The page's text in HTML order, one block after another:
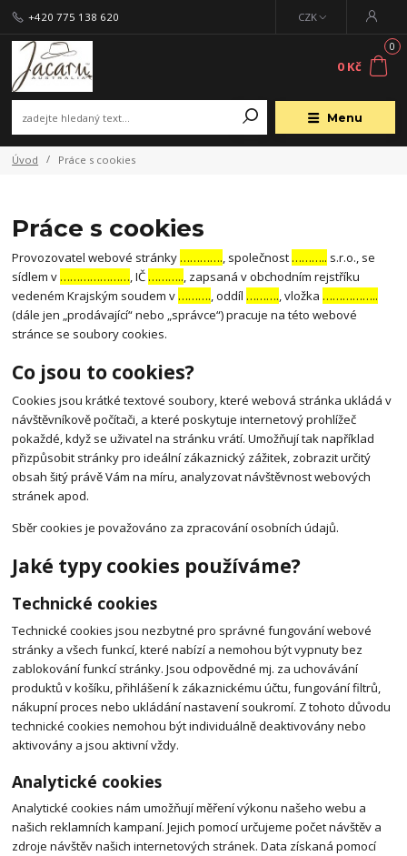
Menu
CZK
+420 775 138 620
0
0 Kč
Úvod Práce s cookies
Práce s cookies
Provozovatel webové stránky …………., společnost ……….. s.r.o., se
sídlem v …………………, IČ ……….., zapsaná v obchodním rejstříku
vedeném Krajským soudem v ………., oddíl ………., vložka ……………..
(dále jen „prodávající“ nebo „správce“) pracuje na této webové
stránce se soubory cookies.
Co jsou to cookies?
Cookies jsou krátké textové soubory, které webová stránka ukládá v
návštěvníkově počítači, a které poskytuje internetový prohlížeč
pokaždé, když se uživatel na stránku vrátí. Umožňují tak například
přizpůsobit stránky pro ideální zákaznický zážitek, zobrazit určitý
obsah šitý právě Vám na míru, analyzovat návštěvnost webových
stránek apod.
Sběr cookies je považováno za zpracování osobních údajů.
Jaké typy cookies používáme?
Technické cookies
Technické cookies jsou nezbytné pro správné fungování webové
stránky a všech funkcí, které nabízí a nemohou být vypnuty bez
zablokování funkcí stránky. Jsou odpovědné mj. za uchovávání
produktů v košíku, přihlášení k zákaznickému účtu, fungování filtrů,
nákupní proces nebo ukládání nastavení soukromí. Z tohoto důvodu
technické cookies nemohou být individuálně deaktivovány nebo
aktivovány a jsou aktivní vždy.
Analytické cookies
Analytické cookies nám umožňují měření výkonu našeho webu a
našich reklamních kampaní. Jejich pomocí určujeme počet návštěv a
zdroje návštěv našich internetových stránek. Data získaná pomocí